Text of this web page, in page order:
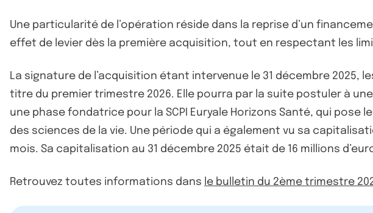
Une particularité de l’opération réside dans la reprise d’un
effet de levier dès la première acquisition, tout en respectant les
La signature de l’acquisition étant intervenue le 31 décembre
titre du premier trimestre 2026. Elle pourra par la suite postuler à
une phase fondatrice pour la SCPI Euryale Horizons Santé, qui
des sciences de la vie. Une période qui a également vu sa
mois. Sa capitalisation au 31 décembre 2025 était de 16 millions
Retrouvez toutes informations dans le bulletin du 2ème trimestre